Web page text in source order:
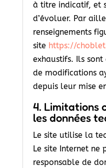
à titre indicatif, et
d’évoluer. Par
renseignements
site https://
exhaustifs. Ils sont
de modifications
depuis leur mise
4. Limitations
les données
Le site utilise la
Le site Internet ne
responsable de